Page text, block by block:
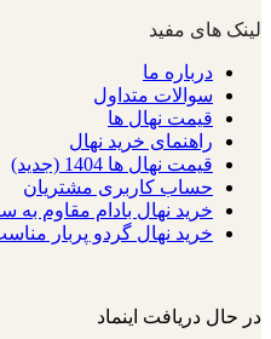
لینک های مفید
درباره ما
سوالات متداول
قیمت نهال ها
راهنمای خرید نهال
قیمت نهال ها 1404 (جدید)
حساب کاربری مشتریان
خرید نهال بادام مقاوم به
خرید نهال گردو پربار
در حال دریافت اینماد